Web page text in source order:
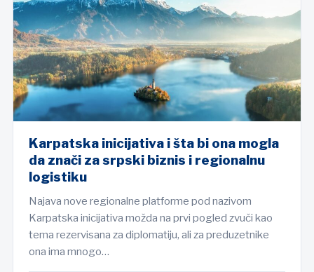
Karpatska inicijativa i šta bi ona mogla
da znači za srpski biznis i regionalnu
logistiku
Najava nove regionalne platforme pod nazivom
Karpatska inicijativa možda na prvi pogled zvuči kao
tema rezervisana za diplomatiju, ali za preduzetnike
ona ima mnogo…